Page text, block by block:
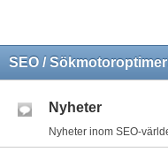
SEO /
Nyheter
Nyheter inom SEO-